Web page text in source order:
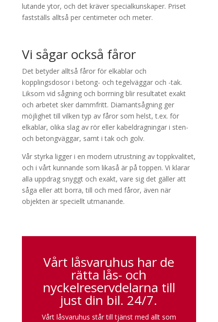
lutande ytor, och det kräver specialkunskaper. Priset
fastställs alltså per centimeter och meter.
Vi sågar också fåror
Det betyder alltså fåror för elkablar och
kopplingsdosor i betong- och tegelväggar och -tak.
Liksom vid sågning och borrning blir resultatet exakt
och arbetet sker dammfritt. Diamantsågning ger
möjlighet till vilken typ av fåror som helst, t.ex. för
elkablar, olika slag av rör eller kabeldragningar i sten-
och betongväggar, samt i tak och golv.
Vår styrka ligger i en modern utrustning av toppkvalitet,
och i vårt kunnande som likaså är på toppen. Vi klarar
alla uppdrag snyggt och exakt, vare sig det gäller att
såga eller att borra, till och med fåror, även när
objekten är speciellt utmanande.
Vårt låsvaruhus har de
rätta lås- och
nyckelreservdelarna till
just din bil. 24/7.
Vårt låsvaruhus står till tjänst med allt som